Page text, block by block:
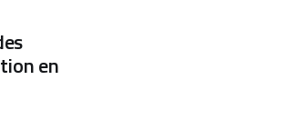
en